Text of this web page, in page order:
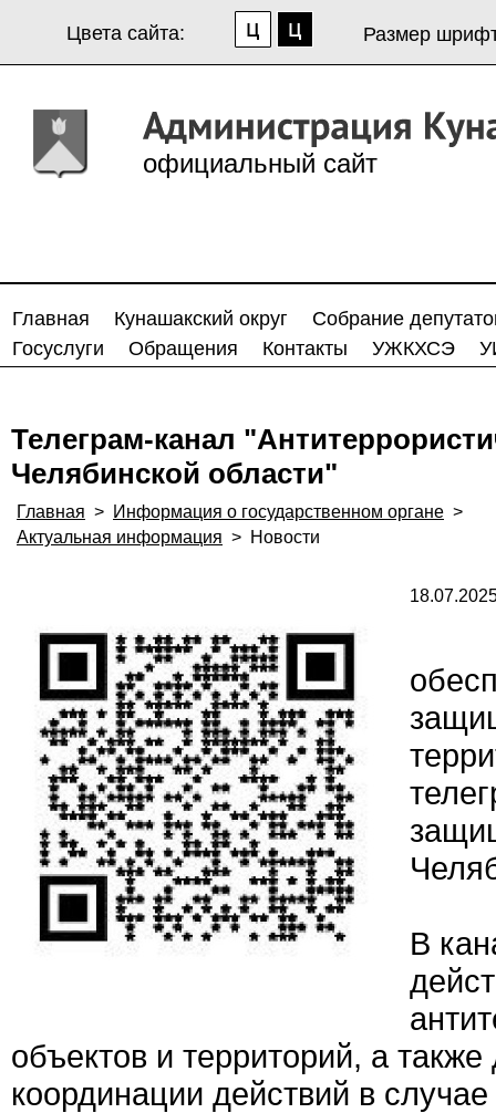
Цвета сайта: Размер
официальный сайт
Главная Кунашакский округ
Собрание
Госуслуги
Обращения Контакты УЖКХСЭ
Телеграм-канал
Челябинской области"
Главная > Информация о государственном органе >
Актуальная информация > Новости
В
объектов и территорий, а
координации действий в